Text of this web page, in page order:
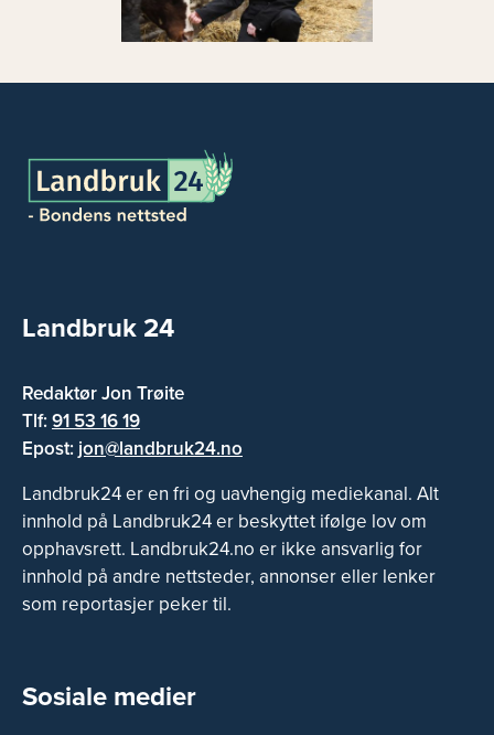
Landbruk 24
Redaktør Jon Trøite
Tlf:91 53 16 19
Epost: jon@landbruk24.no
Landbruk24 er en fri og uavhengig mediekanal. Alt
innhold på Landbruk24 er beskyttet ifølge lov om
opphavsrett. Landbruk24.no er ikke ansvarlig for
innhold på andre nettsteder, annonser eller lenker
som reportasjer peker til.
Sosiale medier